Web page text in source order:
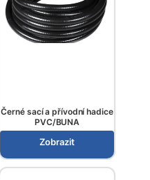
Černé sací a přívodní hadice
PVC/BUNA
Zobrazit